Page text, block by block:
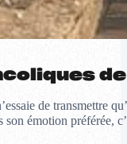
de transmettre
émotion préférée,